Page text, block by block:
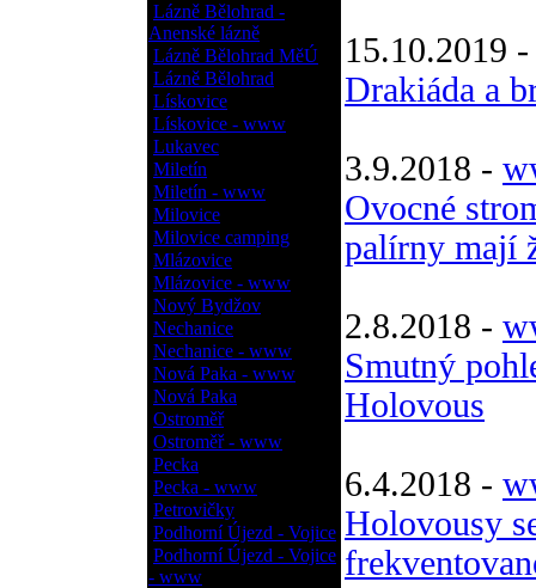
Lázně Bělohrad -
Anenské lázně
Lázně Bělohrad MěÚ
Lázně Bělohrad
Lískovice
Lískovice - www
Lukavec
Miletín
Miletín - www
Milovice
Milovice camping
Mlázovice
Mlázovice - www
Nový Bydžov
Nechanice
Nechanice - www
Nová Paka - www
Nová Paka
Ostroměř
Ostroměř - www
Pecka
Pecka - www
Petrovičky
Podhorní Újezd - Vojice
Podhorní Újezd - Vojice
- www
15.10.2019
Drakiáda a
3.9.2018 -
Ovocné
palírny mají
2.8.2018 -
Smutný
Holovous
6.4.2018 -
Holovousy